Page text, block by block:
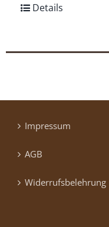
Details
Impressum
AGB
Widerrufsbelehrung